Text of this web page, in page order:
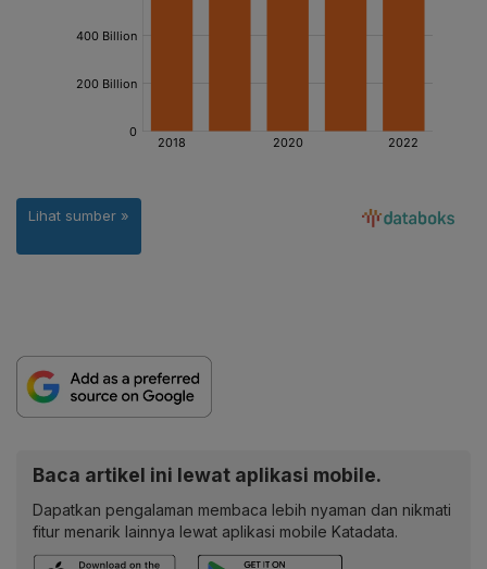
Baca artikel ini lewat aplikasi mobile.
Dapatkan pengalaman membaca lebih nyaman dan nikmati
fitur menarik lainnya lewat aplikasi mobile Katadata.